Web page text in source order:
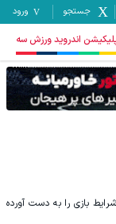
جستجو ورود
اندروید ورزش سه
بازی را به دست آورده